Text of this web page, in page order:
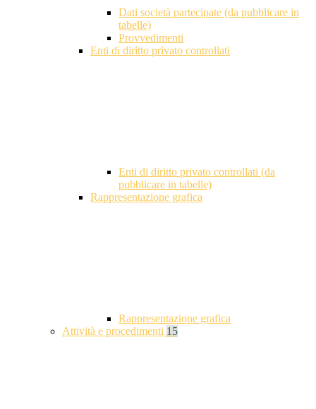
Dati società partecipate (da pubblicare in
tabelle)
Provvedimenti
Enti di diritto privato controllati
Enti di diritto privato controllati (da
pubblicare in tabelle)
Rappresentazione grafica
Rappresentazione grafica
Attività e procedimenti 15